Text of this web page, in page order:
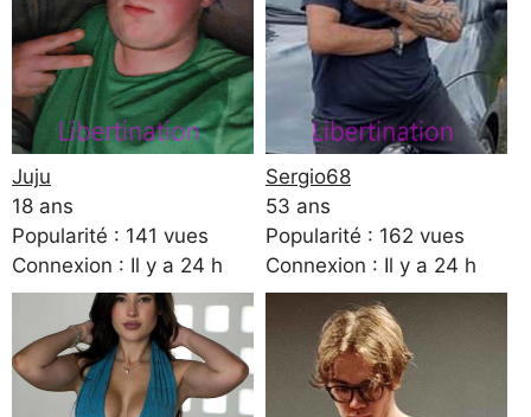
Juju
18 ans
Popularité : 141 vues
Connexion : Il y a 24 h
Sergio68
53 ans
Popularité : 162 vues
Connexion : Il y a 24 h